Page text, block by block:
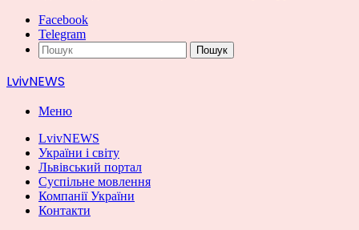
Facebook
Telegram
Пошук
LvivNEWS
Меню
LvivNEWS
України і світу
Львівський портал
Суспільне мовлення
Компанії України
Контакти